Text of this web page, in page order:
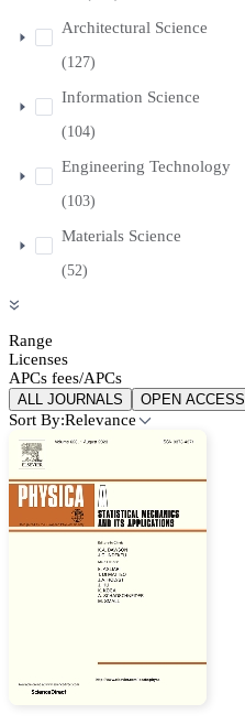
Architectural Science
(127)
Information Science
(104)
Engineering Technology
(103)
Materials Science
(52)
Range
Licenses
APCs fees/APCs
ALL JOURNALS OPEN ACCESS
Sort By:Relevance